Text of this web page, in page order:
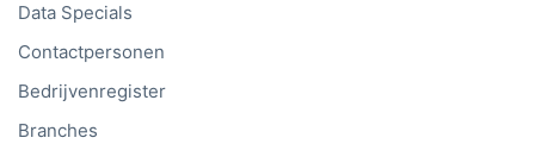
Data Specials
Contactpersonen
Bedrijvenregister
Branches